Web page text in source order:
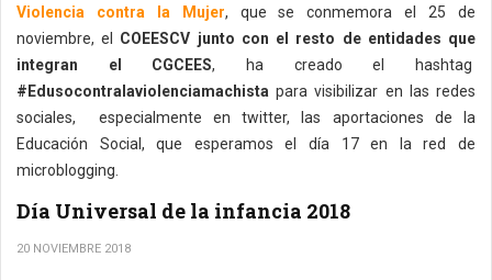
Violencia contra la Mujer, que se conmemora el 25 de
noviembre, el COEESCV junto con el resto de entidades que
integran el CGCEES, ha creado el hashtag
#Edusocontralaviolenciamachista para visibilizar en las redes
sociales, especialmente en twitter, las aportaciones de la
Educación Social, que esperamos el día 17 en la red de
microblogging.
Día Universal de la infancia 2018
20 NOVIEMBRE 2018